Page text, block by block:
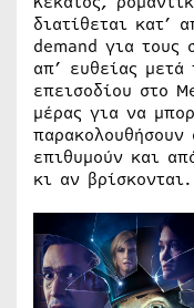
διατίθεται κατ’
demand για τους
απ’ ευθείας
επεισοδίου στο
μέρας για να
παρακολουθήσουν
επιθυμούν και
κι αν βρίσκονται.​